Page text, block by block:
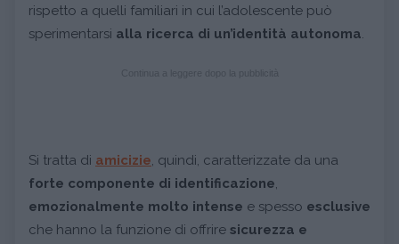
rispetto a quelli familiari in cui l’adolescente può
sperimentarsi alla ricerca di un’identità autonoma.
Si tratta di amicizie, quindi, caratterizzate da una
forte componente di identificazione,
emozionalmente molto intense e spesso esclusive
che hanno la funzione di offrire sicurezza e